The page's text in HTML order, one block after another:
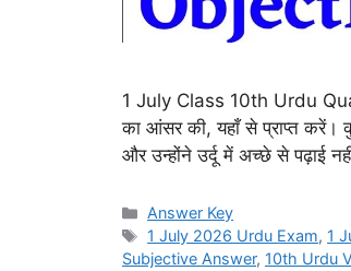
1 July Class 10th Urdu
का आंसर की, यहाँ से प्राप्त करें।
और उन्होंने उर्दू में अच्छे से पढ़ाई
Categories
Answer Key
Tags
1 July 2026 Urdu Exam, 1
Subjective Answer, 10th Urdu